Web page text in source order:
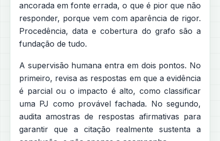
ancorada em fonte errada, o que é pior que não
responder, porque vem com aparência de rigor.
Procedência, data e cobertura do grafo são a
fundação de tudo.
A supervisão humana entra em dois pontos. No
primeiro, revisa as respostas em que a evidência
é parcial ou o impacto é alto, como classificar
uma PJ como provável fachada. No segundo,
audita amostras de respostas afirmativas para
garantir que a citação realmente sustenta a